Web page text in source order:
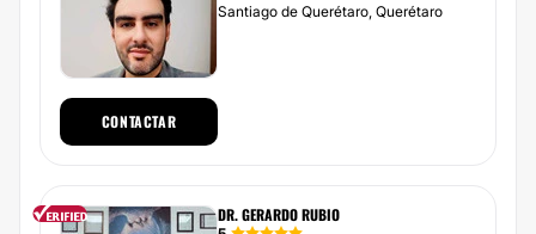
Santiago de Querétaro, Querétaro
CONTACTAR
DR. GERARDO RUBIO